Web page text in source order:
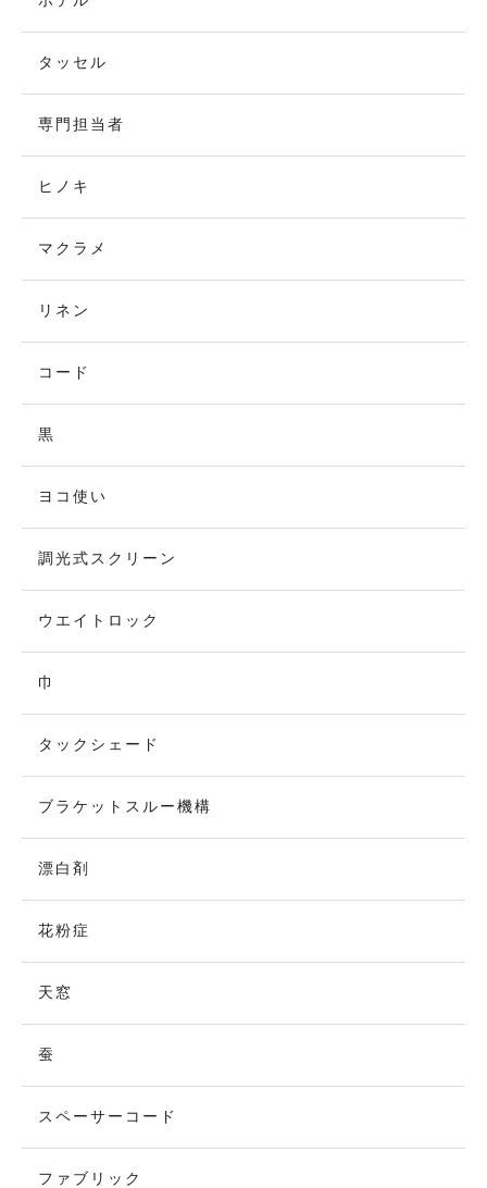
タッセル
専門担当者
ヒノキ
マクラメ
リネン
コード
黒
ヨコ使い
調光式スクリーン
ウエイトロック
巾
タックシェード
ブラケットスルー機構
漂白剤
花粉症
天窓
蚕
スペーサーコード
ファブリック